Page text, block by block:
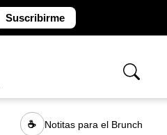
Suscribirme
☕ Notitas para el Brunch